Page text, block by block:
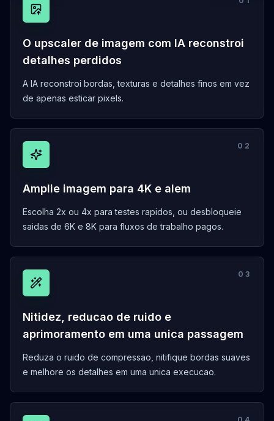
O upscaler de imagem com IA reconstroi
detalhes perdidos
A IA reconstroi bordas, texturas e detalhes finos em vez
de apenas esticar pixels.
0 2
Amplie imagem para 4K e alem
Escolha 2x ou 4x para testes rapidos, ou desbloqueie
saidas de 6K e 8K para fluxos de trabalho pagos.
03
Nitidez, reducao de ruido e
aprimoramento em uma unica passagem
Reduza o ruido de compressao, nitifique bordas suaves
e melhore os detalhes em uma unica execucao.